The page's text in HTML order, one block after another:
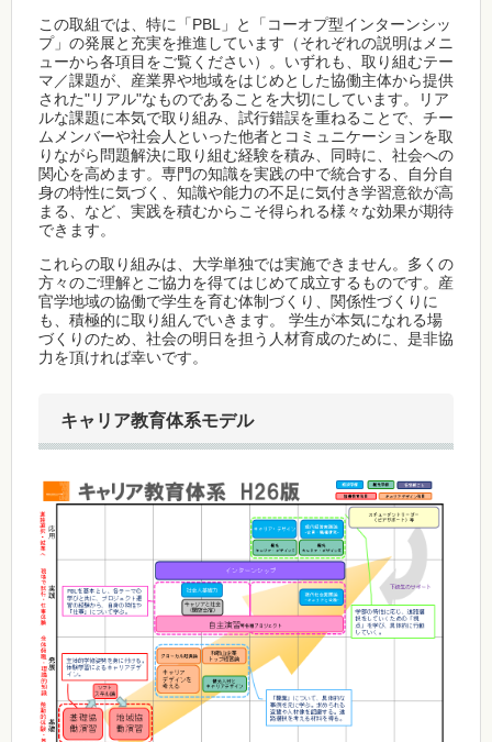
この取組では、特に「PBL」と「コーオプ型インターンシッ
プ」の発展と充実を推進しています（それぞれの説明はメニ
ューから各項目をご覧ください）。いずれも、取り組むテー
マ／課題が、産業界や地域をはじめとした協働主体から提供
された"リアル"なものであることを大切にしています。リア
ルな課題に本気で取り組み、試行錯誤を重ねることで、チー
ムメンバーや社会人といった他者とコミュニケーションを取
りながら問題解決に取り組む経験を積み、同時に、社会への
関心を高めます。専門の知識を実践の中で統合する、自分自
身の特性に気づく、知識や能力の不足に気付き学習意欲が高
まる、など、実践を積むからこそ得られる様々な効果が期待
できます。
これらの取り組みは、大学単独では実施できません。多くの
方々のご理解とご協力を得てはじめて成立するものです。産
官学地域の協働で学生を育む体制づくり、関係性づくりに
も、積極的に取り組んでいきます。 学生が本気になれる場
づくりのため、社会の明日を担う人材育成のために、是非協
力を頂ければ幸いです。
キャリア教育体系モデル